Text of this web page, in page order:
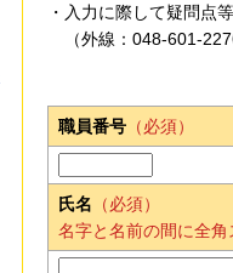
・入力に際して疑問点
（外線：048-601-
職員番号 （必須）
氏名 （必須）
名字と名前の間に全角